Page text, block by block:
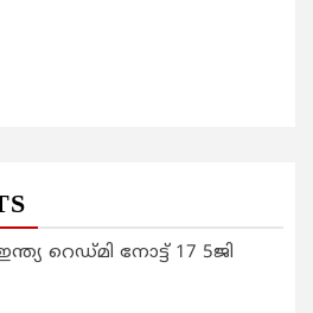
റെഡ്മി നോട്ട് 17 5ജി